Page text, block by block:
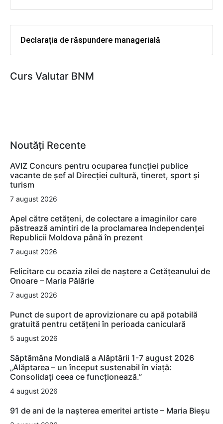
Declarația de răspundere managerială
Curs Valutar BNM
Noutăți Recente
AVIZ Concurs pentru ocuparea funcţiei publice
vacante de şef al Direcţiei cultură, tineret, sport şi
turism
7 august 2026
Apel către cetățeni, de colectare a imaginilor care
păstrează amintiri de la proclamarea Independenței
Republicii Moldova până în prezent
7 august 2026
Felicitare cu ocazia zilei de naștere a Cetățeanului de
Onoare – Maria Pălărie
7 august 2026
Punct de suport de aprovizionare cu apă potabilă
gratuită pentru cetățeni în perioada caniculară
5 august 2026
Săptămâna Mondială a Alăptării 1-7 august 2026
„Alăptarea – un început sustenabil în viață:
Consolidați ceea ce funcționează.”
4 august 2026
91 de ani de la nașterea emeritei artiste – Maria Bieșu